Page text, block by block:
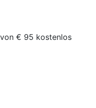
€ 95 kostenlos